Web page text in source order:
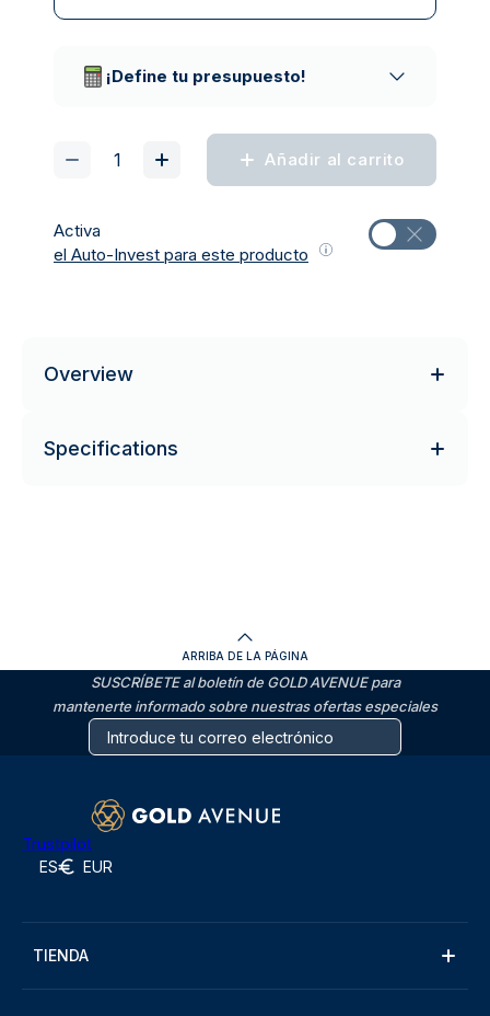
¡Define tu presupuesto!
Añadir al carrito
Activa
el Auto-Invest para este producto
Overview
Specifications
ARRIBA DE LA PÁGINA
SUSCRÍBETE al boletín de GOLD AVENUE para
mantenerte informado sobre nuestras ofertas especiales
Trustpilot
ES EUR
TIENDA